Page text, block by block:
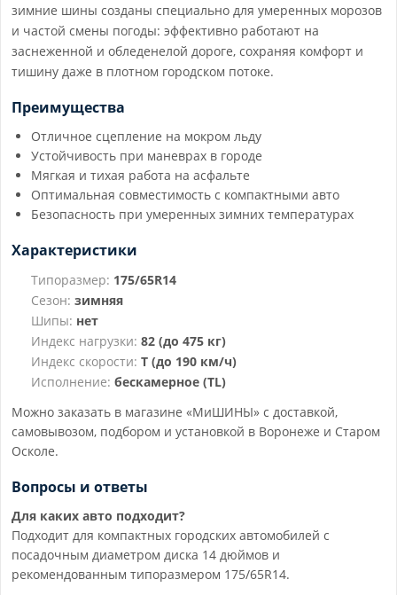
зимние шины созданы специально для умеренных морозов
и частой смены погоды: эффективно работают на
заснеженной и обледенелой дороге, сохраняя комфорт и
тишину даже в плотном городском потоке.
Преимущества
Отличное сцепление на мокром льду
Устойчивость при маневрах в городе
Мягкая и тихая работа на асфальте
Оптимальная совместимость с компактными авто
Безопасность при умеренных зимних температурах
Характеристики
Типоразмер: 175/65R14
Сезон: зимняя
Шипы: нет
Индекс нагрузки: 82 (до 475 кг)
Индекс скорости: T (до 190 км/ч)
Исполнение: бескамерное (TL)
Можно заказать в магазине «МиШИНЫ» с доставкой,
самовывозом, подбором и установкой в Воронеже и Старом
Осколе.
Вопросы и ответы
Для каких авто подходит?
Подходит для компактных городских автомобилей с
посадочным диаметром диска 14 дюймов и
рекомендованным типоразмером 175/65R14.